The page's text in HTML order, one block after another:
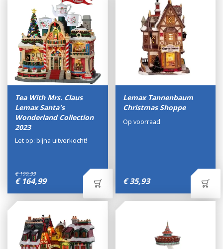
Tea With Mrs. Claus
Lemax Santa's
Wonderland Collection
2023
€ 199,99
€ 164,99
Let op: bijna uitverkocht!
Lemax Tannenbaum
Christmas Shoppe
€ 35,93
Op voorraad